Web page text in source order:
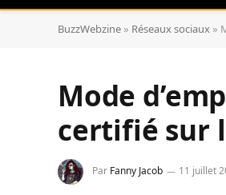
BuzzWebzine » Réseaux sociaux »
Mode
certifié sur
Par Fanny Jacob 11 juillet